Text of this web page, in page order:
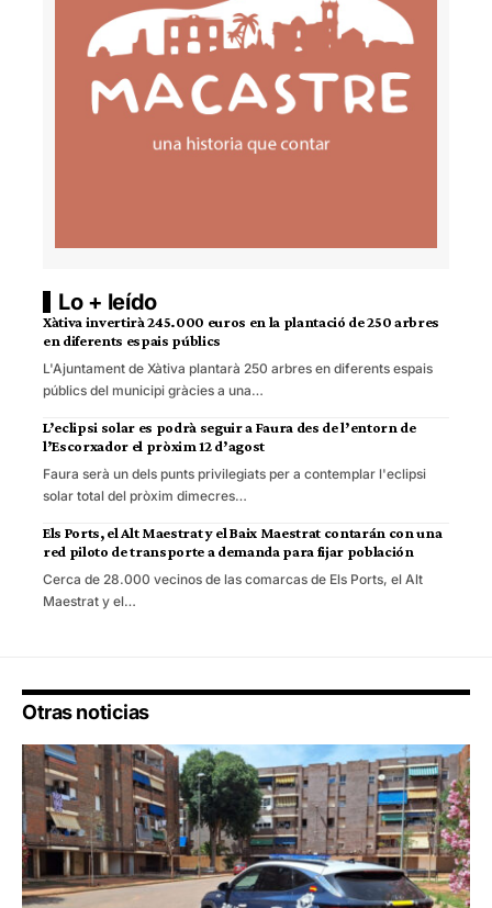
Lo + leído
Xàtiva invertirà 245.000 euros en la plantació de 250 arbres
en diferents espais públics
L'Ajuntament de Xàtiva plantarà 250 arbres en diferents espais
públics del municipi gràcies a una…
L’eclipsi solar es podrà seguir a Faura des de l’entorn de
l’Escorxador el pròxim 12 d’agost
Faura serà un dels punts privilegiats per a contemplar l'eclipsi
solar total del pròxim dimecres…
Els Ports, el Alt Maestrat y el Baix Maestrat contarán con una
red piloto de transporte a demanda para fijar población
Cerca de 28.000 vecinos de las comarcas de Els Ports, el Alt
Maestrat y el…
Otras noticias